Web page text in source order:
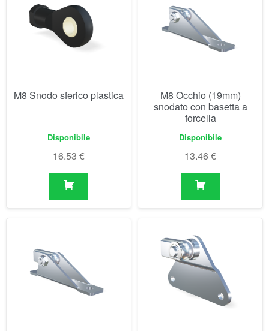
M8 Snodo sferico plastica
Disponibile
16.53 €
M8 Occhio (19mm)
snodato con basetta a
forcella
Disponibile
13.46 €